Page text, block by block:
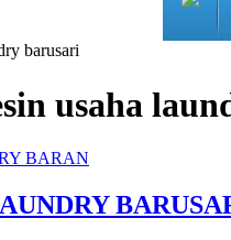
barusari
usaha